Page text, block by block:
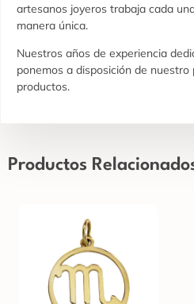
artesanos joyeros trabaja cada
manera única.
Nuestros años de experiencia
ponemos a disposición de
productos.
Productos